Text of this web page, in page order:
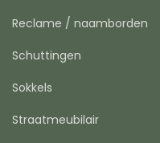
Reclame / naamborden
Schuttingen
Sokkels
Straatmeubilair